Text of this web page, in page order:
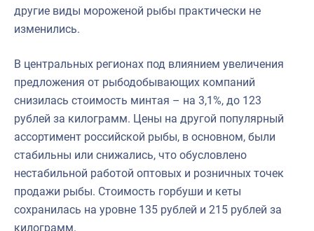
другие виды мороженой рыбы практически не
изменились.
В центральных регионах под влиянием увеличения
предложения от рыбодобывающих компаний
снизилась стоимость минтая – на 3,1%, до 123
рублей за килограмм. Цены на другой популярный
ассортимент российской рыбы, в основном, были
стабильны или снижались, что обусловлено
нестабильной работой оптовых и розничных точек
продажи рыбы. Стоимость горбуши и кеты
сохранилась на уровне 135 рублей и 215 рублей за
килограмм.